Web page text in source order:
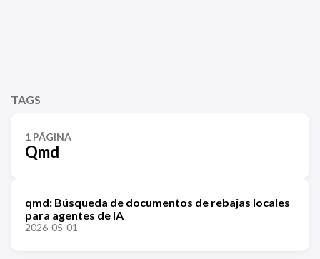
TAGS
1 PÁGINA
Qmd
qmd: Búsqueda de documentos de rebajas locales
para agentes de IA
2026-05-01